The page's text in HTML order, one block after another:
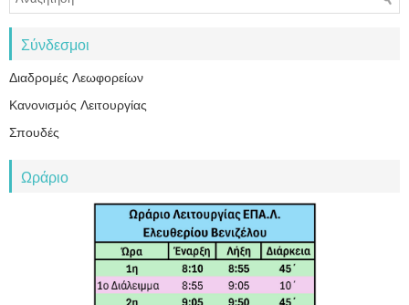
Σύνδεσμοι
Διαδρομές Λεωφορείων
Κανονισμός Λειτουργίας
Σπουδές
Ωράριο